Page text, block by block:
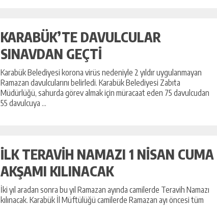
KARABÜK’TE DAVULCULAR
SINAVDAN GEÇTİ
Karabük Belediyesi korona virüs nedeniyle 2 yıldır uygulanmayan
Ramazan davulcularını belirledi. Karabük Belediyesi Zabıta
Müdürlüğü, sahurda görev almak için müracaat eden 75 davulcudan
55 davulcuya ...
İLK TERAVİH NAMAZI 1 NİSAN CUMA
AKŞAMI KILINACAK
İki yıl aradan sonra bu yıl Ramazan ayında camilerde Teravih Namazı
kılınacak. Karabük İl Müftülüğü camilerde Ramazan ayı öncesi tüm